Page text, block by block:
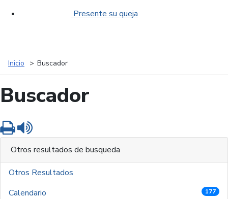
Presente su queja
Inicio Buscador
Buscador
Imprimir
Otros resultados de busqueda
Otros Resultados
Calendario
177